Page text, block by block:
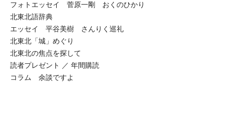
フォトエッセイ 菅原一剛 おくのひかり
北東北語辞典
エッセイ 平谷美樹 さんりく巡礼
北東北「城」めぐり
北東北の焦点を探して
読者プレゼント ／ 年間購読
コラム 余談ですよ